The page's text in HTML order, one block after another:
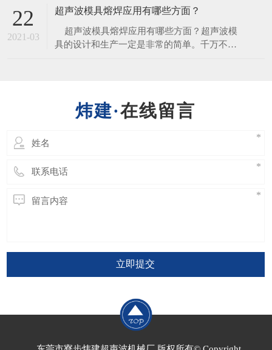
料的选择，详细原因介绍如下。​ 1、超声波
频率整形等在使用过程中，超声波能量未完全
释放
22
2021-03
超声波模具熔焊应用有哪些方面？
​ 超声波模具熔焊应用有哪些方面？超声波模
具的设计和生产一定是非常的简单。千万不要
在线留言
立即提交